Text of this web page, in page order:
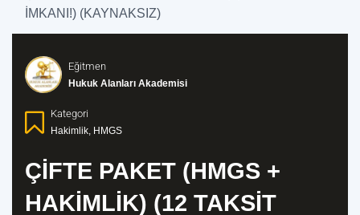
İMKANI!) (KAYNAKSIZ)
Eğitmen
Hukuk Alanları Akademisi
Kategori
Hakimlik, HMGS
ÇİFTE PAKET (HMGS +
HAKİMLİK) (12 TAKSİT